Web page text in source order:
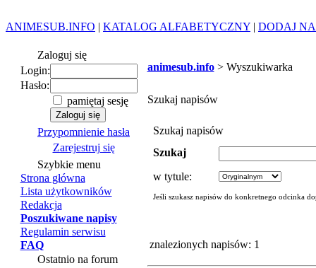
ANIMESUB.INFO | KATALOG ALFABETYCZNY | DODAJ
Zaloguj się
Login:
Hasło:
pamiętaj sesję
Przypomnienie hasła
Zarejestruj się
Szybkie menu
Strona główna
Lista użytkowników
Redakcja
Poszukiwane napisy
Regulamin serwisu
FAQ
Ostatnio na forum
animesub.info> Wyszukiwarka
Szukaj napisów
Szukaj napisów
Szukaj
w tytule:
Jeśli szukasz napisów do konkretnego odcinka
znalezionych napisów: 1